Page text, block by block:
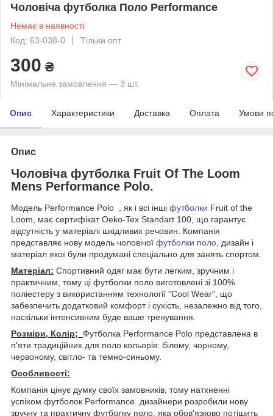
Чоловіча футболка Поло Performance
Немає в наявності
Код: 63-038-0
Тільки опт
300 ₴
Мінімальне замовлення — 3 шт.
Опис Характеристики Доставка Оплата Умови
Опис
Чоловіча футболка Fruit Of The Loom
Mens Performance Polo.
Модель Performance Polo , як і всі інші футболки Fruit of the
Loom, має сертифікат Oeko-Tex Standart 100, що гарантує
відсутність у матеріалі шкідливих речовин. Компанія
представляє нову модель чоловічої футболки поло, дизайн і
матеріал якої були продумані спеціально для занять спортом.
Матеріал: Спортивний одяг має бути легким, зручним і
практичним, тому ці футболки поло виготовлені зі 100%
поліестеру з використанням технології "Cool Wear", що
забезпечить додатковий комфорт і сухість, незалежно від того,
наскільки інтенсивним буде ваше тренування.
Розміри, Колір; Футболка Performance Polo представлена в
п'яти традиційних для поло кольорів: білому, чорному,
червоному, світло- та темно-синьому.
Особливості:
Компанія цінує думку своїх замовників, тому натхненні
успіхом футболок Performance дизайнери розробили нову
зручну та практичну футболку поло, яка обов'язково потішить